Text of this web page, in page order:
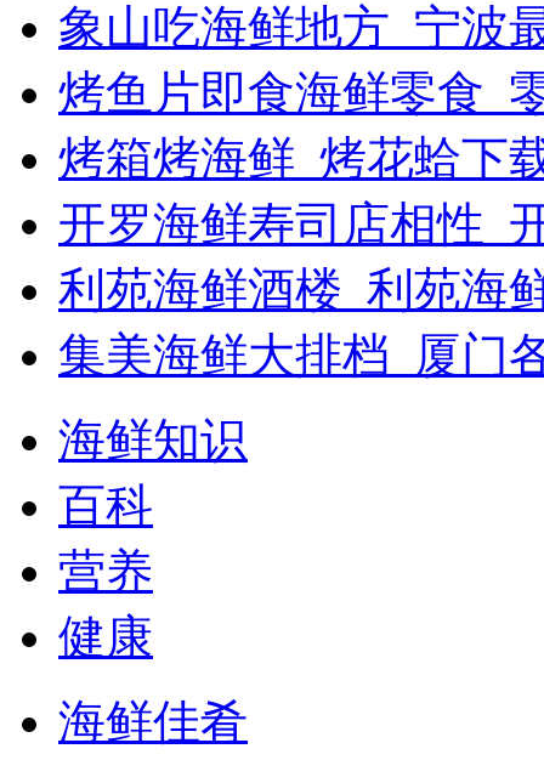
象山吃海鲜地方_宁波
烤鱼片即食海鲜零食_
烤箱烤海鲜_烤花蛤下
开罗海鲜寿司店相性_
利苑海鲜酒楼_利苑海
集美海鲜大排档_厦门
海鲜知识
百科
营养
健康
海鲜佳肴